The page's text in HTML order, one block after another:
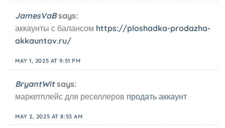
JamesVaB says:
аккаунты с балансом https://ploshadka-prodazha-
akkauntov.ru/
MAY 1, 2025 AT 9:51 PM
BryantWit says:
маркетплейс для реселлеров продать аккаунт
MAY 2, 2025 AT 8:53 AM